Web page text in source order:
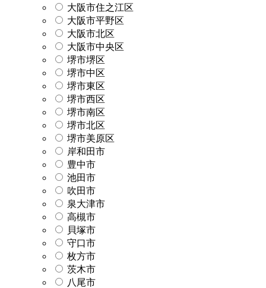
大阪市住之江区
大阪市平野区
大阪市北区
大阪市中央区
堺市堺区
堺市中区
堺市東区
堺市西区
堺市南区
堺市北区
堺市美原区
岸和田市
豊中市
池田市
吹田市
泉大津市
高槻市
貝塚市
守口市
枚方市
茨木市
八尾市